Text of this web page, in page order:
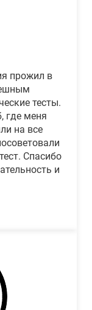
прожил в
тесты.
где меня
на все
Спасибо
и